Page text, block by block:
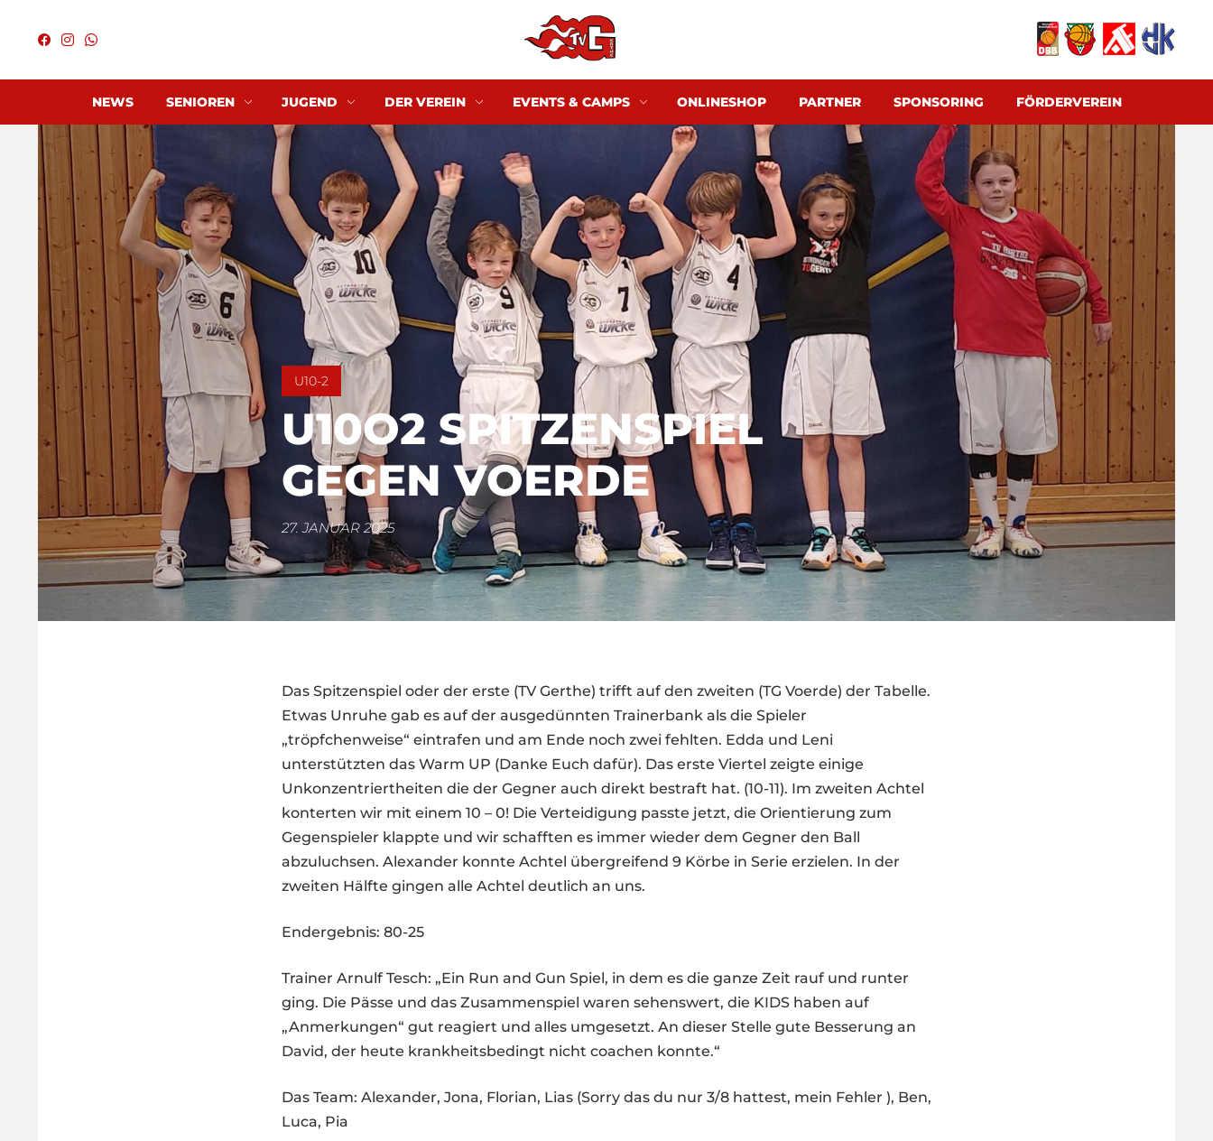
NEWS SENIOREN JUGEND DER VEREIN EVENTS & CAMPS ONLINESHOP PARTNER SPONSORING FÖRDERVEREIN
U10-2
U10O2 SPITZENSPIEL
GEGEN VOERDE
27. JANUAR 2025
Das Spitzenspiel oder der erste (TV Gerthe) trifft auf den zweiten (TG Voerde) der Tabelle.
Etwas Unruhe gab es auf der ausgedünnten Trainerbank als die Spieler
„tröpfchenweise“ eintrafen und am Ende noch zwei fehlten. Edda und Leni
unterstützten das Warm UP (Danke Euch dafür). Das erste Viertel zeigte einige
Unkonzentriertheiten die der Gegner auch direkt bestraft hat. (10-11). Im zweiten Achtel
konterten wir mit einem 10 – 0! Die Verteidigung passte jetzt, die Orientierung zum
Gegenspieler klappte und wir schafften es immer wieder dem Gegner den Ball
abzuluchsen. Alexander konnte Achtel übergreifend 9 Körbe in Serie erzielen. In der
zweiten Hälfte gingen alle Achtel deutlich an uns.
Endergebnis: 80-25
Trainer Arnulf Tesch: „Ein Run and Gun Spiel, in dem es die ganze Zeit rauf und runter
ging. Die Pässe und das Zusammenspiel waren sehenswert, die KIDS haben auf
„Anmerkungen“ gut reagiert und alles umgesetzt. An dieser Stelle gute Besserung an
David, der heute krankheitsbedingt nicht coachen konnte.“
Das Team: Alexander, Jona, Florian, Lias (Sorry das du nur 3/8 hattest, mein Fehler ), Ben,
Luca, Pia